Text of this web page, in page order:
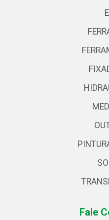
Fale